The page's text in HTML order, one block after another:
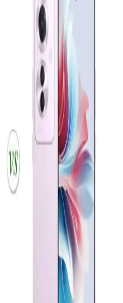
13 modellerinin tasarım,
detaylı karşılaştırıyoruz.
uygun?
ve Gelecekteki Teknolojik
kameralar, hızlı işlemciler ve
Yapay zeka ve
kullanıcı deneyimini
Fiyatlı Giriş Seviyesi
ve Performansı
özellikleriyle giriş seviyesi
çift kamera ve 3000 mAh
uygun bir seçenek.
Ekran, Batarya ve Kamera
A04e gibi çeşitli akıllı
ve kamera özellikleri
etkileyen faktörler inceleniyor.
Galaxy A16
ve Teknolojik